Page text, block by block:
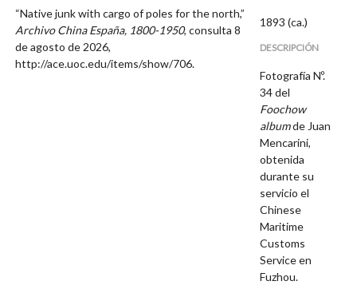
“Native junk with cargo of poles for the north,”
Archivo China España, 1800-1950, consulta 8
de agosto de 2026,
http://ace.uoc.edu/items/show/706.
1893 (ca.)
DESCRIPCIÓN
Fotografía Nº.
34 del
Foochow
albumde Juan
Mencarini,
obtenida
durante su
servicio el
Chinese
Maritime
Customs
Service en
Fuzhou.